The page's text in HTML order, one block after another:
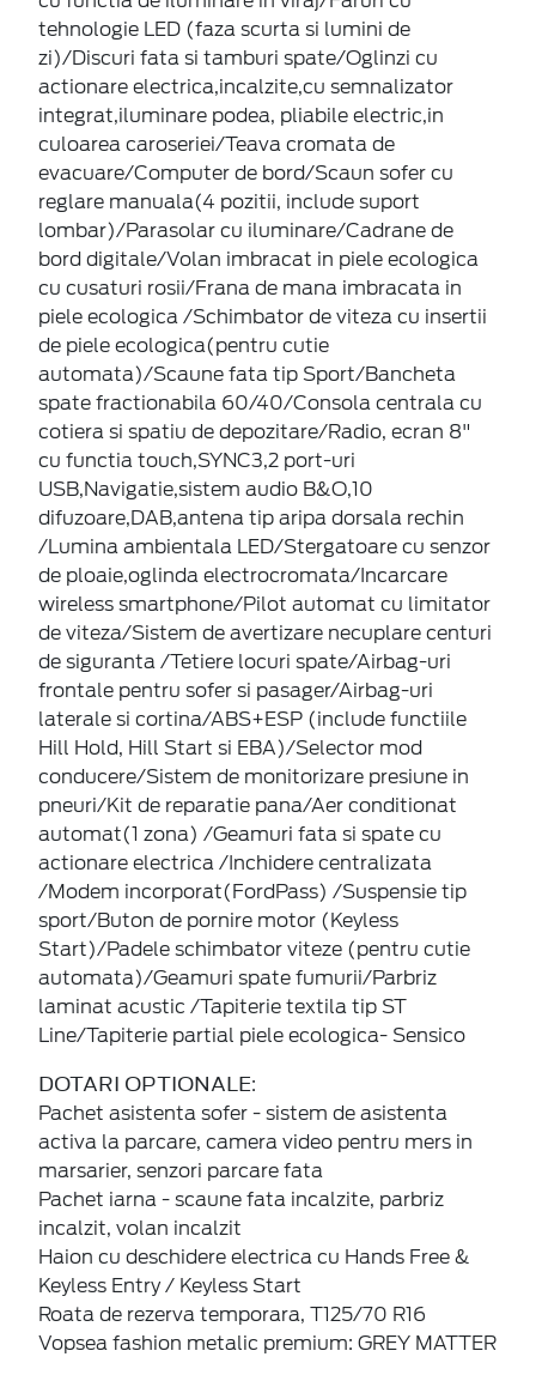
tehnologie LED (faza scurta si lumini de
zi)/Discuri fata si tamburi spate/Oglinzi cu
actionare electrica,incalzite,cu semnalizator
integrat,iluminare podea, pliabile electric,in
culoarea caroseriei/Teava cromata de
evacuare/Computer de bord/Scaun sofer cu
reglare manuala(4 pozitii, include suport
lombar)/Parasolar cu iluminare/Cadrane de
bord digitale/Volan imbracat in piele ecologica
cu cusaturi rosii/Frana de mana imbracata in
piele ecologica /Schimbator de viteza cu insertii
de piele ecologica(pentru cutie
automata)/Scaune fata tip Sport/Bancheta
spate fractionabila 60/40/Consola centrala cu
cotiera si spatiu de depozitare/Radio, ecran 8"
cu functia touch,SYNC3,2 port-uri
USB,Navigatie,sistem audio B&O,10
difuzoare,DAB,antena tip aripa dorsala rechin
/Lumina ambientala LED/Stergatoare cu senzor
de ploaie,oglinda electrocromata/Incarcare
wireless smartphone/Pilot automat cu limitator
de viteza/Sistem de avertizare necuplare centuri
de siguranta /Tetiere locuri spate/Airbag-uri
frontale pentru sofer si pasager/Airbag-uri
laterale si cortina/ABS+ESP (include functiile
Hill Hold, Hill Start si EBA)/Selector mod
conducere/Sistem de monitorizare presiune in
pneuri/Kit de reparatie pana/Aer conditionat
automat(1 zona) /Geamuri fata si spate cu
actionare electrica /Inchidere centralizata
/Modem incorporat(FordPass) /Suspensie tip
sport/Buton de pornire motor (Keyless
Start)/Padele schimbator viteze (pentru cutie
automata)/Geamuri spate fumurii/Parbriz
laminat acustic /Tapiterie textila tip ST
Line/Tapiterie partial piele ecologica- Sensico
DOTARI OPTIONALE:
Pachet asistenta sofer - sistem de asistenta
activa la parcare, camera video pentru mers in
marsarier, senzori parcare fata
Pachet iarna - scaune fata incalzite, parbriz
incalzit, volan incalzit
Haion cu deschidere electrica cu Hands Free &
Keyless Entry / Keyless Start
Roata de rezerva temporara, T125/70 R16
Vopsea fashion metalic premium: GREY MATTER